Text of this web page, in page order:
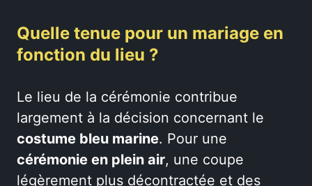
Quelle tenue pour un mariage en
fonction du lieu ?
Le lieu de la cérémonie contribue
largement à la décision concernant le
costume bleu marine. Pour une
cérémonie en plein air, une coupe
légèrement plus décontractée et des